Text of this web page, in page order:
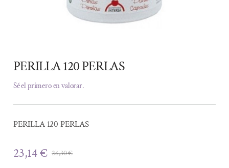
PERILLA 120 PERLAS
Sé el primero en valorar.
PERILLA 120 PERLAS
26,30€El
23,14€
El